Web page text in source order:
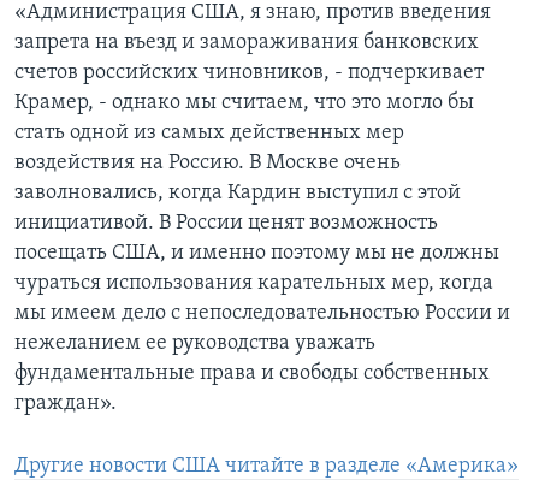
«Администрация США, я знаю, против введения
запрета на въезд и замораживания банковских
счетов российских чиновников, - подчеркивает
Крамер, - однако мы считаем, что это могло бы
стать одной из самых действенных мер
воздействия на Россию. В Москве очень
заволновались, когда Кардин выступил с этой
инициативой. В России ценят возможность
посещать США, и именно поэтому мы не должны
чураться использования карательных мер, когда
мы имеем дело с непоследовательностью России и
нежеланием ее руководства уважать
фундаментальные права и свободы собственных
граждан».
Другие новости США читайте в разделе «Америка»